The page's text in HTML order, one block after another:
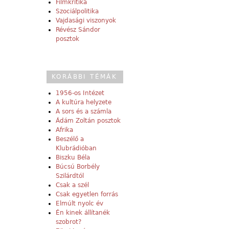
Filmkritika
Szociálpolitika
Vajdasági viszonyok
Révész Sándor
posztok
KORÁBBI TÉMÁK
1956-os Intézet
A kultúra helyzete
A sors és a számla
Ádám Zoltán posztok
Afrika
Beszélő a
Klubrádióban
Biszku Béla
Búcsú Borbély
Szilárdtól
Csak a szél
Csak egyetlen forrás
Elmúlt nyolc év
Én kinek állítanék
szobrot?